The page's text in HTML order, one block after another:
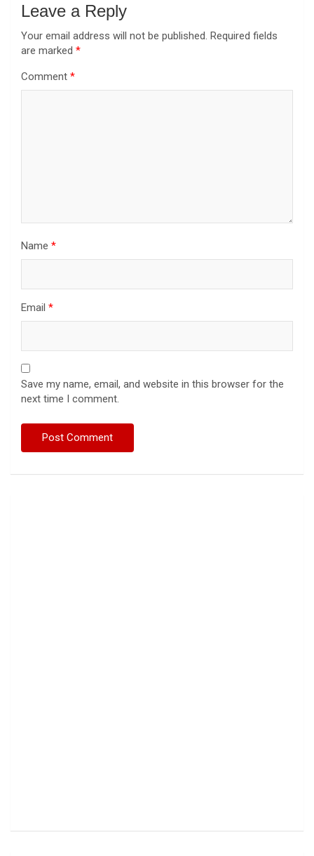
Leave a Reply
Your email address will not be published. Required fields
are marked *
Comment *
Name *
Email *
Save my name, email, and website in this browser for the
next time I comment.